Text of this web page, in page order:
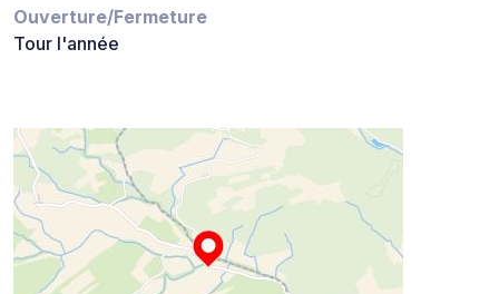
Ouverture/Fermeture
Tour l'année